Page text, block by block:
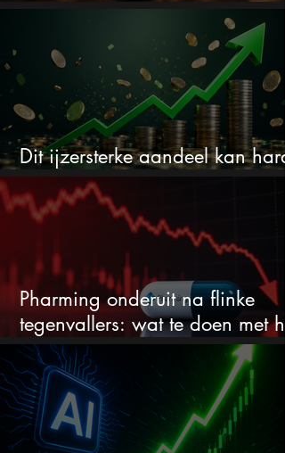
Dit ijzersterke aandeel kan hard
stijgen maar bijna niemand kijkt
Pharming onderuit na flinke
tegenvallers: wat te doen met
aandeel?